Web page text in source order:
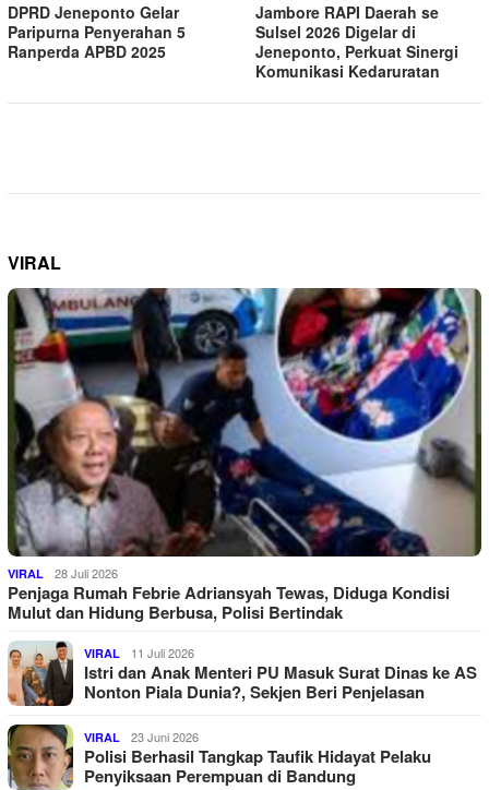
DPRD Jeneponto Gelar
Paripurna Penyerahan 5
Ranperda APBD 2025
Jambore RAPI Daerah se
Sulsel 2026 Digelar di
Jeneponto, Perkuat Sinergi
Komunikasi Kedaruratan
VIRAL
VIRAL 28 Juli 2026
Penjaga Rumah Febrie Adriansyah Tewas, Diduga Kondisi
Mulut dan Hidung Berbusa, Polisi Bertindak
VIRAL 11 Juli 2026
Istri dan Anak Menteri PU Masuk Surat Dinas ke AS
Nonton Piala Dunia?, Sekjen Beri Penjelasan
VIRAL 23 Juni 2026
Polisi Berhasil Tangkap Taufik Hidayat Pelaku
Penyiksaan Perempuan di Bandung